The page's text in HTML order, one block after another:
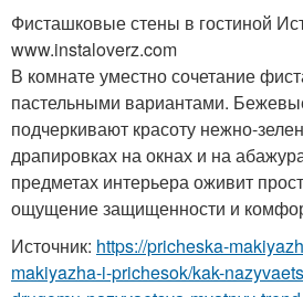
Фисташковые стены в гостиной
www.instaloverz.com
В комнате уместно сочетание
пастельными вариантами.
подчеркивают красоту нежно-
драпировках на окнах и на
предметах интерьера оживит
ощущение защищенности и
Источник: https://pricheska-
makiyazha-i-prichesok/kak-